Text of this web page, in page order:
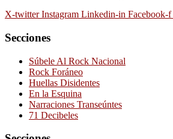
X-twitter Instagram Linkedin-in Facebook-f
Secciones
Súbele Al Rock Nacional
Rock Foráneo
Huellas Disidentes
En la Esquina
Narraciones Transeúntes
71 Decibeles